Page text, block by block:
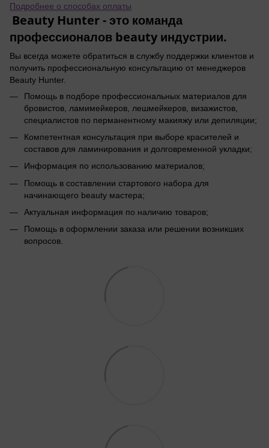
Подробнее о способах оплаты
Beauty Hunter - это команда
профессионалов beauty индустрии.
Вы всегда можете обратиться в службу поддержки клиентов и
получить профессиональную консультацию от менеджеров
Beauty Hunter.
Помощь в подборе профессиональных материалов для
бровистов, ламимейкеров, лешмейкеров, визажистов,
специалистов по перманентному макияжу или депиляции;
Компетентная консультация при выборе красителей и
составов для ламинирования и долговременной укладки;
Информация по использованию материалов;
Помощь в составлении стартового набора для
начинающего beauty мастера;
Актуальная информация по наличию товаров;
Помощь в оформлении заказа или решении возникших
вопросов.